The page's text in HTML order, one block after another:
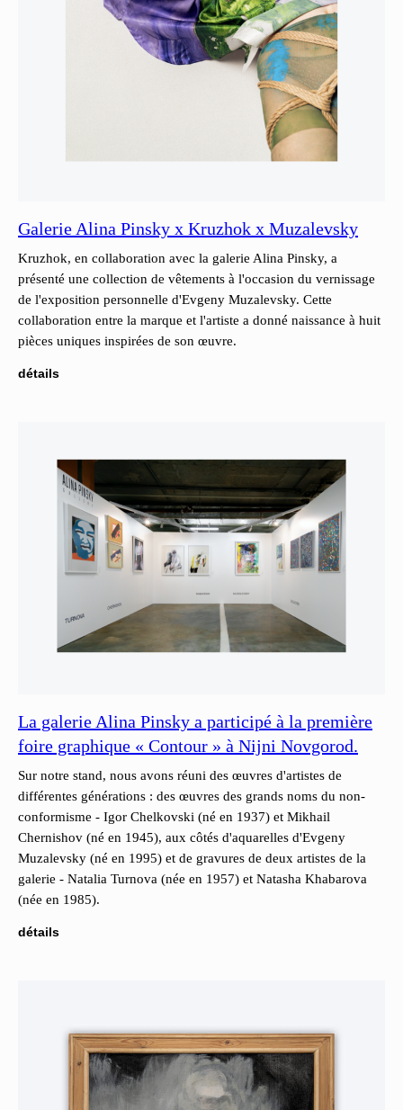
Galerie Alina Pinsky x Kruzhok x Muzalevsky
Kruzhok, en collaboration avec la galerie Alina Pinsky, a
présenté une collection de vêtements à l'occasion du vernissage
de l'exposition personnelle d'Evgeny Muzalevsky. Cette
collaboration entre la marque et l'artiste a donné naissance à huit
pièces uniques inspirées de son œuvre.
détails
La galerie Alina Pinsky a participé à la première
foire graphique « Contour » à Nijni Novgorod.
Sur notre stand, nous avons réuni des œuvres d'artistes de
différentes générations : des œuvres des grands noms du non-
conformisme - Igor Chelkovski (né en 1937) et Mikhail
Chernishov (né en 1945), aux côtés d'aquarelles d'Evgeny
Muzalevsky (né en 1995) et de gravures de deux artistes de la
galerie - Natalia Turnova (née en 1957) et Natasha Khabarova
(née en 1985).
détails